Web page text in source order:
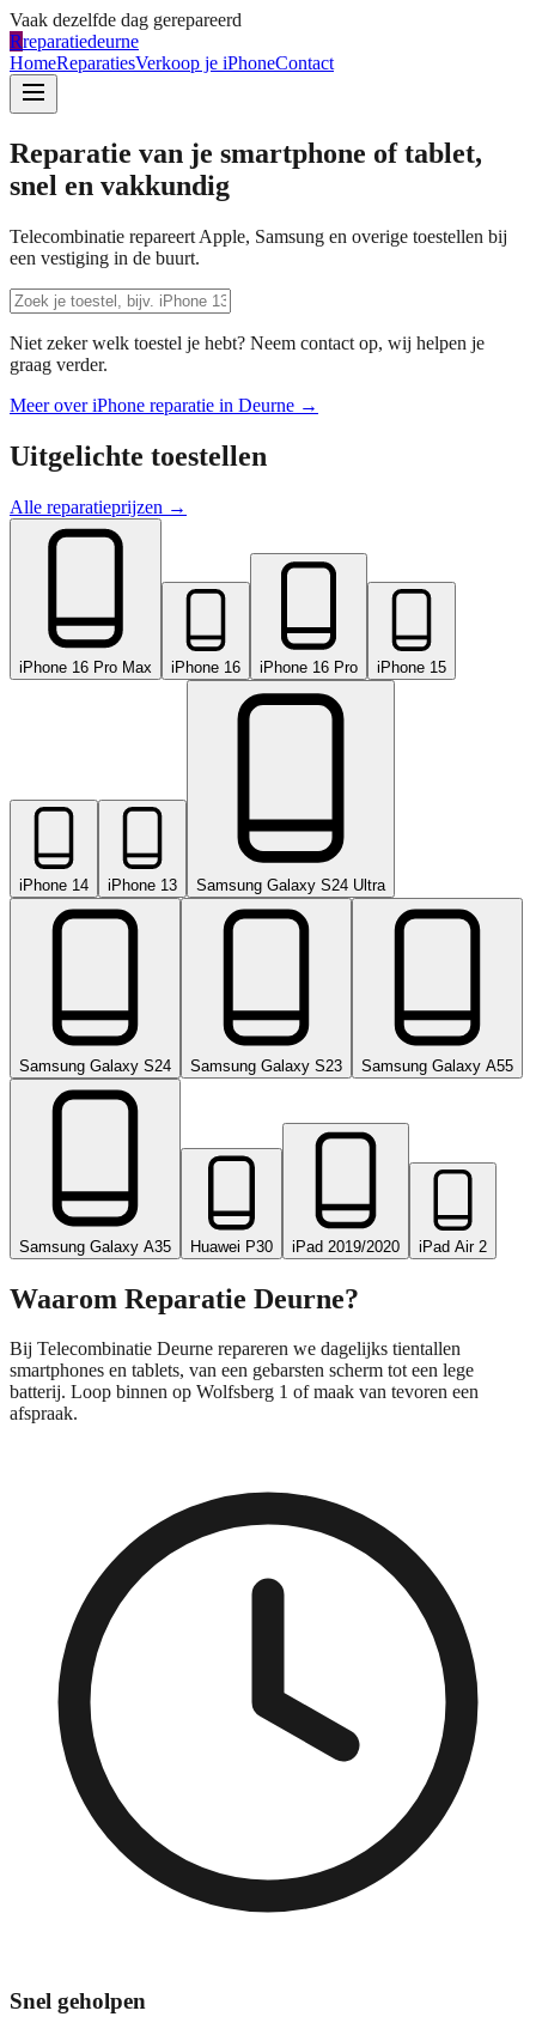
Vaak dezelfde dag gerepareerd
Rreparatiedeurne
HomeReparatiesVerkoop je iPhoneContact
Reparatie van je smartphone of tablet,
snel en vakkundig
Telecombinatie repareert Apple, Samsung en overige toestellen bij
een vestiging in de buurt.
Niet zeker welk toestel je hebt? Neem contact op, wij helpen je
graag verder.
Meer over iPhone reparatie in Deurne →
Uitgelichte toestellen
Alle reparatieprijzen →
iPhone 16 Pro Max iPhone 16 iPhone 16 Pro iPhone 15
iPhone 14 iPhone 13 Samsung Galaxy S24 Ultra
Samsung Galaxy S24 Samsung Galaxy S23 Samsung Galaxy A55
Samsung Galaxy A35 Huawei P30 iPad 2019/2020 iPad Air 2
Waarom Reparatie Deurne?
Bij Telecombinatie Deurne repareren we dagelijks tientallen
smartphones en tablets, van een gebarsten scherm tot een lege
batterij. Loop binnen op Wolfsberg 1 of maak van tevoren een
afspraak.
Snel geholpen